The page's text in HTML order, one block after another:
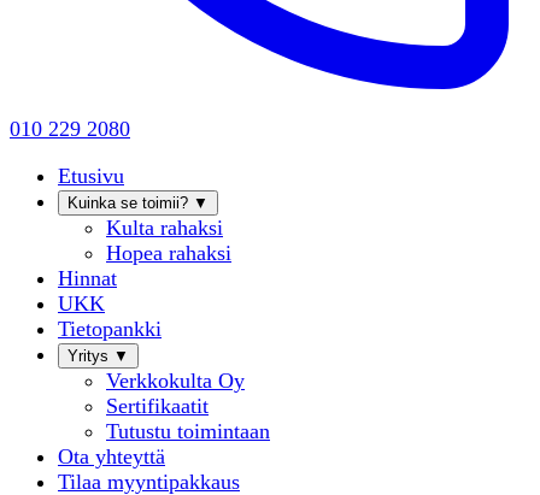
010 229 2080
Etusivu
Kuinka se toimii? ▼
Kulta rahaksi
Hopea rahaksi
Hinnat
UKK
Tietopankki
Yritys ▼
Verkkokulta Oy
Sertifikaatit
Tutustu toimintaan
Ota yhteyttä
Tilaa myyntipakkaus